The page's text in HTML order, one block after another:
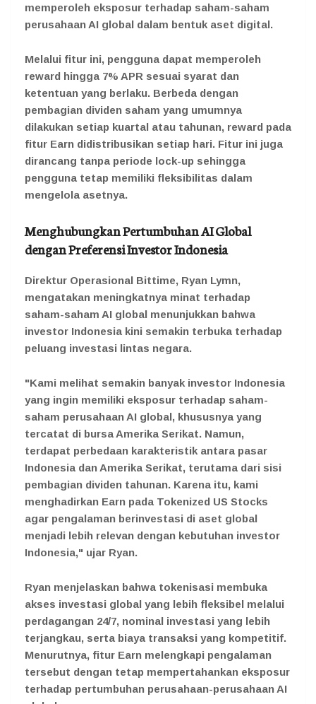
memperoleh eksposur terhadap saham-saham
perusahaan AI global dalam bentuk aset digital.
Melalui fitur ini, pengguna dapat memperoleh
reward hingga 7% APR sesuai syarat dan
ketentuan yang berlaku. Berbeda dengan
pembagian dividen saham yang umumnya
dilakukan setiap kuartal atau tahunan, reward pada
fitur Earn didistribusikan setiap hari. Fitur ini juga
dirancang tanpa periode lock-up sehingga
pengguna tetap memiliki fleksibilitas dalam
mengelola asetnya.
Menghubungkan Pertumbuhan AI Global
dengan Preferensi Investor Indonesia
Direktur Operasional Bittime, Ryan Lymn,
mengatakan meningkatnya minat terhadap
saham-saham AI global menunjukkan bahwa
investor Indonesia kini semakin terbuka terhadap
peluang investasi lintas negara.
"Kami melihat semakin banyak investor Indonesia
yang ingin memiliki eksposur terhadap saham-
saham perusahaan AI global, khususnya yang
tercatat di bursa Amerika Serikat. Namun,
terdapat perbedaan karakteristik antara pasar
Indonesia dan Amerika Serikat, terutama dari sisi
pembagian dividen tahunan. Karena itu, kami
menghadirkan Earn pada Tokenized US Stocks
agar pengalaman berinvestasi di aset global
menjadi lebih relevan dengan kebutuhan investor
Indonesia," ujar Ryan.
Ryan menjelaskan bahwa tokenisasi membuka
akses investasi global yang lebih fleksibel melalui
perdagangan 24/7, nominal investasi yang lebih
terjangkau, serta biaya transaksi yang kompetitif.
Menurutnya, fitur Earn melengkapi pengalaman
tersebut dengan tetap mempertahankan eksposur
terhadap pertumbuhan perusahaan-perusahaan AI